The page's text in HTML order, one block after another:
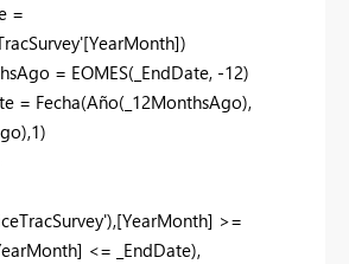
=
= EOMES(_EndDate, -12)
= Fecha(Año(_12MonthsAgo),
1)
>=
<= _EndDate),